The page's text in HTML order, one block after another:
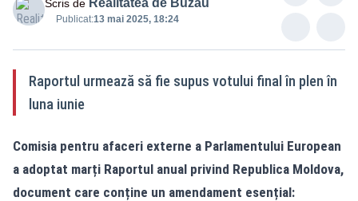
Scris de
Publicat:13 mai 2025, 18:24
Raportul urmează să fie supus votului final în plen în
luna iunie
Comisia pentru afaceri externe a Parlamentului European
a adoptat marți Raportul anual privind Republica Moldova,
document care conține un amendament esențial: